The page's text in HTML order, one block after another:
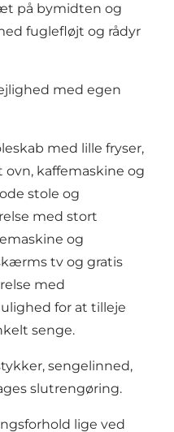
på bymidten og
fuglefløjt og rådyr
med egen
med lille fryser,
kaffemaskine og
stole og
med stort
og
tv og gratis
med
for at tilleje
senge.
sengelinned,
slutrengøring.
lige ved